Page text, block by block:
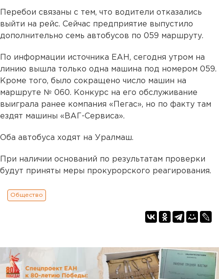
Перебои связаны с тем, что водители отказались
выйти на рейс. Сейчас предприятие выпустило
дополнительно семь автобусов по 059 маршруту.
По информации источника ЕАН, сегодня утром на
линию вышла только одна машина под номером 059.
Кроме того, было сокращено число машин на
маршруте № 060. Конкурс на его обслуживание
выиграла ранее компания «Пегас», но по факту там
ездят машины «ВАГ-Сервиса».
Оба автобуса ходят на Уралмаш.
При наличии оснований по результатам проверки
будут приняты меры прокурорского реагирования.
Общество